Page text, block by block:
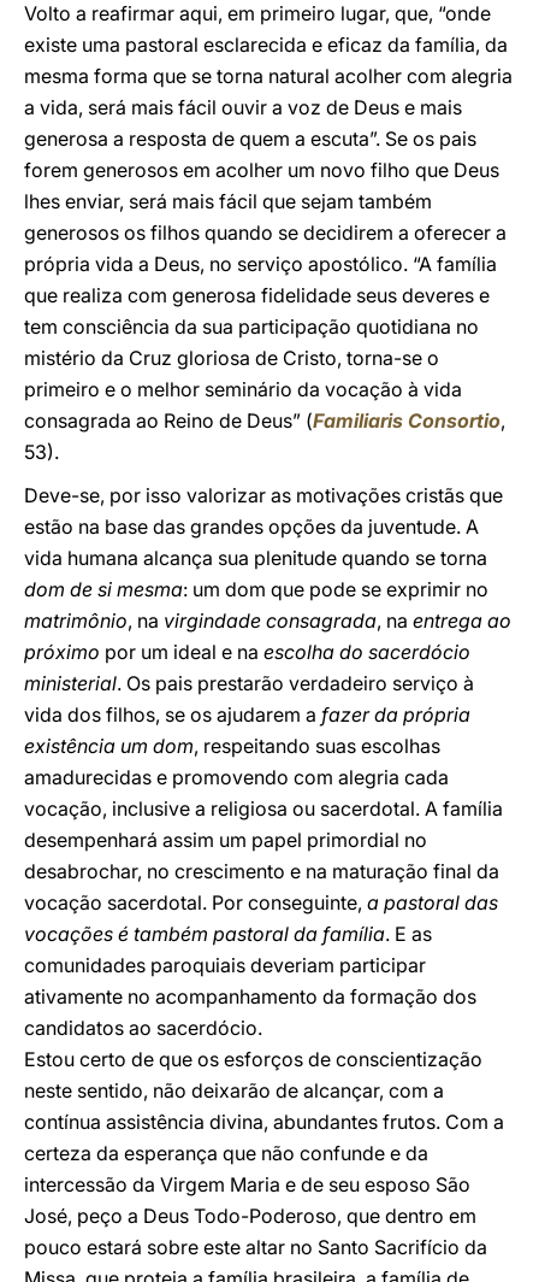
Volto a reafirmar aqui, em primeiro lugar, que, “onde
existe uma pastoral esclarecida e eficaz da família, da
mesma forma que se torna natural acolher com alegria
a vida, será mais fácil ouvir a voz de Deus e mais
generosa a resposta de quem a escuta”. Se os pais
forem generosos em acolher um novo filho que Deus
lhes enviar, será mais fácil que sejam também
generosos os filhos quando se decidirem a oferecer a
própria vida a Deus, no serviço apostólico. “A família
que realiza com generosa fidelidade seus deveres e
tem consciência da sua participação quotidiana no
mistério da Cruz gloriosa de Cristo, torna-se o
primeiro e o melhor seminário da vocação à vida
consagrada ao Reino de Deus” (Familiaris Consortio,
53).
Deve-se, por isso valorizar as motivações cristãs que
estão na base das grandes opções da juventude. A
vida humana alcança sua plenitude quando se torna
dom de si mesma: um dom que pode se exprimir no
matrimônio, na virgindade consagrada, na entrega ao
próximo por um ideal e na escolha do sacerdócio
ministerial. Os pais prestarão verdadeiro serviço à
vida dos filhos, se os ajudarem a fazer da própria
existência um dom, respeitando suas escolhas
amadurecidas e promovendo com alegria cada
vocação, inclusive a religiosa ou sacerdotal. A família
desempenhará assim um papel primordial no
desabrochar, no crescimento e na maturação final da
vocação sacerdotal. Por conseguinte, a pastoral das
vocações é também pastoral da família. E as
comunidades paroquiais deveriam participar
ativamente no acompanhamento da formação dos
candidatos ao sacerdócio.
Estou certo de que os esforços de conscientização
neste sentido, não deixarão de alcançar, com a
contínua assistência divina, abundantes frutos. Com a
certeza da esperança que não confunde e da
intercessão da Virgem Maria e de seu esposo São
José, peço a Deus Todo-Poderoso, que dentro em
pouco estará sobre este altar no Santo Sacrifício da